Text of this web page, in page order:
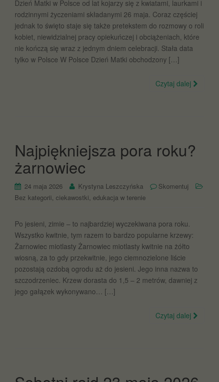
Dzień Matki w Polsce od lat kojarzy się z kwiatami, laurkami i
rodzinnymi życzeniami składanymi 26 maja. Coraz częściej
jednak to święto staje się także pretekstem do rozmowy o roli
kobiet, niewidzialnej pracy opiekuńczej i obciążeniach, które
nie kończą się wraz z jednym dniem celebracji. Stała data
tylko w Polsce W Polsce Dzień Matki obchodzony […]
Czytaj dalej
Najpiękniejsza pora roku?
żarnowiec
24 maja 2026 Krystyna Leszczyńska
Skomentuj
Bez kategorii, ciekawostki, edukacja w terenie
Po jesieni, zimie – to najbardziej wyczekiwana pora roku.
Wszystko kwitnie, tym razem to bardzo popularne krzewy:
Żarnowiec miotlasty Żarnowiec miotlasty kwitnie na żółto
wiosną, za to gdy przekwitnie, jego ciemnozielone liście
pozostają ozdobą ogrodu aż do jesieni. Jego inna nazwa to
szczodrzeniec. Krzew dorasta do 1,5 – 2 metrów, dawniej z
jego gałązek wykonywano… […]
Czytaj dalej